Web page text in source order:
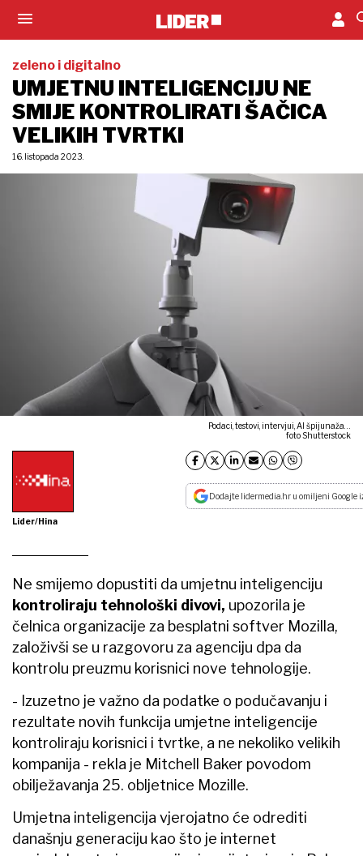
zeleno i digitalno
UMJETNU INTELIGENCIJU NE
SMIJE KONTROLIRATI ŠAČICA
VELIKIH TVRTKI
16. listopada 2023.
Podaci, testovi, intervjui, AI špijunaža…
foto Shutterstock
Lider/Hina
Dodajte lidermedia.hr u omiljeni Google
Ne smijemo dopustiti da umjetnu inteligenciju
kontroliraju tehnološki divovi, upozorila je
čelnica organizacije za besplatni softver Mozilla,
založivši se u razgovoru za agenciju dpa da
kontrolu preuzmu korisnici nove tehnologije.
- Izuzetno je važno da podatke o podučavanju i
rezultate novih funkcija umjetne inteligencije
kontroliraju korisnici i tvrtke, a ne nekoliko velikih
kompanija - rekla je Mitchell Baker povodom
obilježavanja 25. obljetnice Mozille.
Umjetna inteligencija vjerojatno će odrediti
današnju generaciju kao što je internet